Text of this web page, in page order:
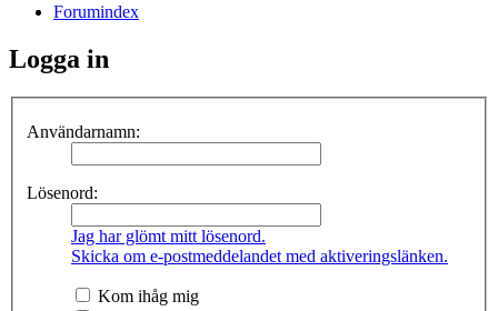
Forumindex
Logga in
Användarnamn:
Lösenord:
Jag har glömt mitt lösenord.
Skicka om e-postmeddelandet med aktiveringslänken.
Kom ihåg mig